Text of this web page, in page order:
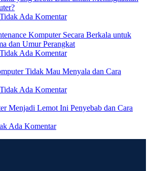
Tidak Ada Komentar
Komputer Secara Berkala untuk
dan Umur Perangkat
Tidak Ada Komentar
Tidak Mau Menyala dan Cara
Tidak Ada Komentar
Menjadi Lemot Ini Penyebab dan Cara
Ada Komentar